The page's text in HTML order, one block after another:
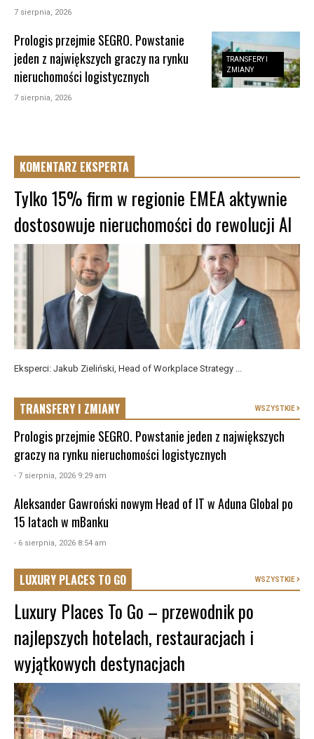
7 sierpnia, 2026
TRANSFERY I
ZMIANY
Prologis przejmie SEGRO. Powstanie
jeden z największych graczy na rynku
nieruchomości logistycznych
7 sierpnia, 2026
KOMENTARZ EKSPERTA
Tylko 15% firm w regionie EMEA aktywnie
dostosowuje nieruchomości do rewolucji AI
Eksperci: Jakub Zieliński, Head of Workplace Strategy ...
TRANSFERY I ZMIANY WSZYSTKIE
Prologis przejmie SEGRO. Powstanie jeden z największych
graczy na rynku nieruchomości logistycznych
- 7 sierpnia, 2026 9:29 am
Aleksander Gawroński nowym Head of IT w Aduna Global po
15 latach w mBanku
- 6 sierpnia, 2026 8:54 am
LUXURY PLACES TO GO WSZYSTKIE
Luxury Places To Go – przewodnik po
najlepszych hotelach, restauracjach i
wyjątkowych destynacjach